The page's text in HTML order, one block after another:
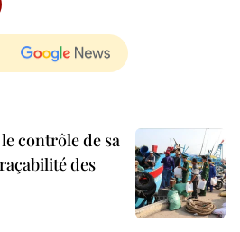
contrôle de sa
des